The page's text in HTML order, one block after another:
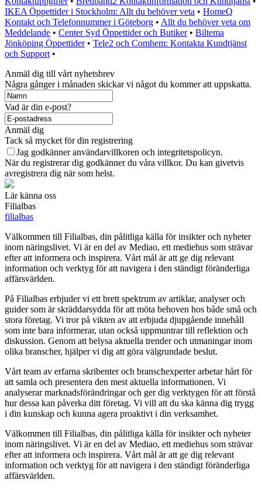
IKEA Öppettider i Stockholm: Allt du behöver veta • HomeQ
Kontakt och Telefonnummer i Göteborg • Allt du behöver veta om
Meddelande • Center Syd Öppettider och Butiker• Biltema
Jönköping Öppettider• Tele2 och Comhem: Kontakta Kundtjänst
och Support •
Anmäl dig till vårt nyhetsbrev
Några gånger i månaden skickar vi något du kommer att uppskatta.
Vad är din e-post?
Anmäl dig
Tack så mycket för din registrering
Jag godkänner användarvillkoren och integritetspolicyn.
När du registrerar dig godkänner du våra villkor. Du kan givetvis
avregistrera dig när som helst.
Lär känna oss
Filialbas
filialbas
Välkommen till Filialbas, din pålitliga källa för insikter och nyheter
inom näringslivet. Vi är en del av Mediao, ett mediehus som strävar
efter att informera och inspirera. Vårt mål är att ge dig relevant
information och verktyg för att navigera i den ständigt föränderliga
affärsvärlden.
På Filialbas erbjuder vi ett brett spektrum av artiklar, analyser och
guider som är skräddarsydda för att möta behoven hos både små och
stora företag. Vi tror på vikten av att erbjuda djupgående innehåll
som inte bara informerar, utan också uppmuntrar till reflektion och
diskussion. Genom att belysa aktuella trender och utmaningar inom
olika branscher, hjälper vi dig att göra välgrundade beslut.
Vårt team av erfarna skribenter och branschexperter arbetar hårt för
att samla och presentera den mest aktuella informationen. Vi
analyserar marknadsförändringar och ger dig verktygen för att förstå
hur dessa kan påverka ditt företag. Vi vill att du ska känna dig trygg
i din kunskap och kunna agera proaktivt i din verksamhet.
Välkommen till Filialbas, din pålitliga källa för insikter och nyheter
inom näringslivet. Vi är en del av Mediao, ett mediehus som strävar
efter att informera och inspirera. Vårt mål är att ge dig relevant
information och verktyg för att navigera i den ständigt föränderliga
affärsvärlden.